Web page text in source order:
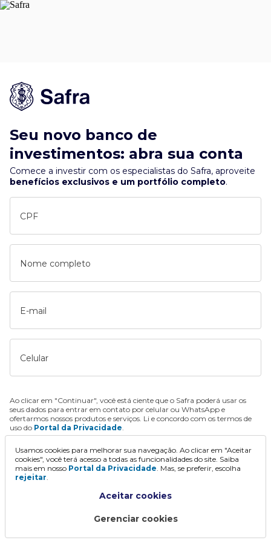
Seu novo banco de
investimentos: abra sua conta
Comece a investir com os especialistas do Safra, aproveite
benefícios exclusivos e um portfólio completo.
CPF
Nome completo
E-mail
Celular
Ao clicar em "Continuar", você está ciente que o Safra poderá usar os
seus dados para entrar em contato por celular ou WhatsApp e
ofertarmos nossos produtos e serviços. Li e concordo com os termos de
uso do Portal da Privacidade.
Continuar
Usamos cookies para melhorar sua navegação. Ao clicar em "Aceitar
cookies", você terá acesso a todas as funcionalidades do site. Saiba
mais em nosso Portal da Privacidade. Mas, se preferir, escolha
rejeitar.
Aceitar cookies
Gerenciar cookies